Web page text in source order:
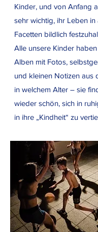
Kinder, und von Anfang
sehr wichtig, ihr Leben in
Facetten bildlich
Alle unsere Kinder
Alben mit Fotos,
und kleinen Notizen aus
in welchem Alter – sie
wieder schön, sich in
in ihre „Kindheit“ zu